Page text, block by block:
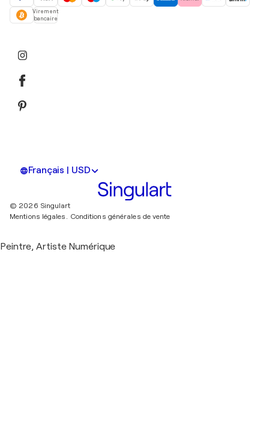
Virement
bancaire
Français | USD
© 2026 Singulart
Mentions légales. Conditions générales de vente
Peintre, Artiste Numérique